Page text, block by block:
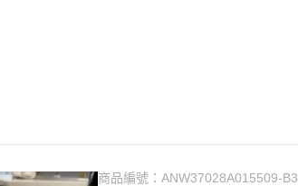
商品編號：ANW37028A015509-B3